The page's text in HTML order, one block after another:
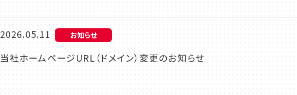
2026.05.11 お知らせ
当社ホームページURL（ドメイン）変更のお知らせ